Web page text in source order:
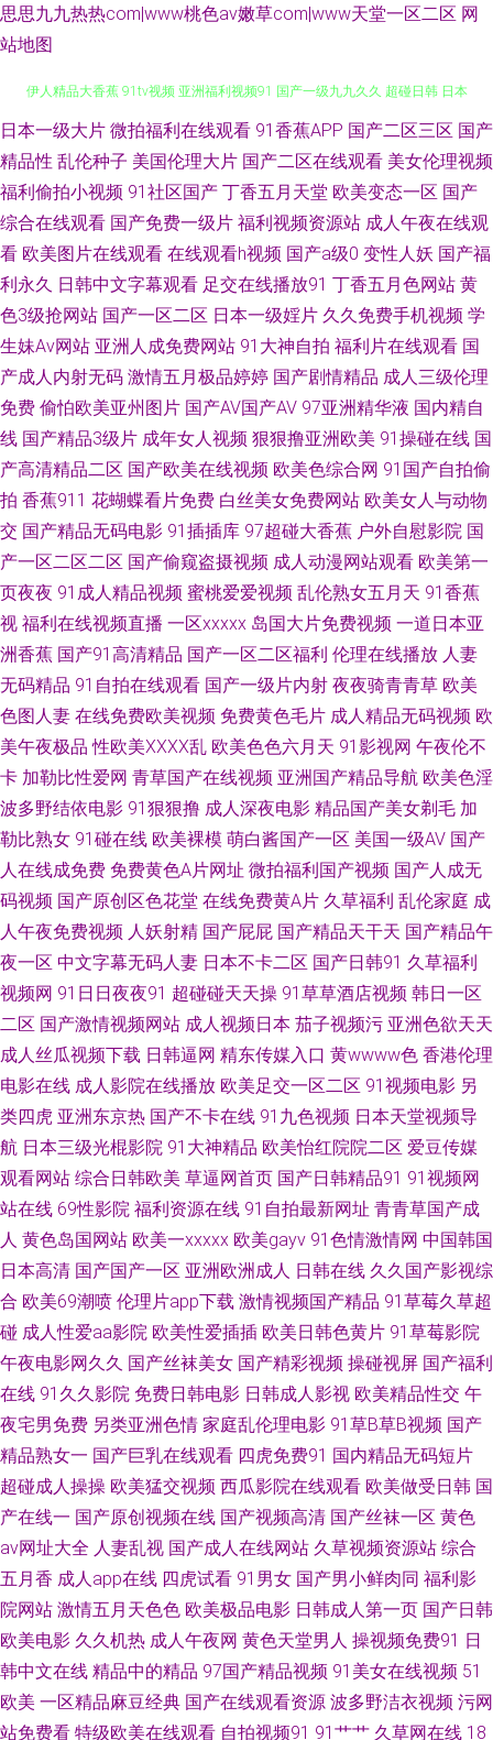
思思九九热热com|www桃色av嫩草com|www天堂一区二区 网
站地图
五月花影院入口 91社区免费视频 欧美a∨ 91秦先生在这播放 久久蕉热视频
91日韩国产精免费 日韩另类九区 91五月天激情性爱 欧美日本成人在线专区
91视频网站免费看 日韩成人操 色情福利导航 91干看片逼爽爽淫绳子 91最新
国产视频 超碰91公开 东京影院热 熟妇中出在线 国精久久 91青青草视频 狼
友研究所 熟女啪啪一区二区三区 99热热99草草 欧美成人多人免费 亚洲无码
天堂网 91熟女视频网站 四虎四级av 99超碰在线天堂 日韩欧美成人网址 97
少妇内射一区二区 抖阴在线免费观看 影音先锋电影成人AV 国内精品久久懂
色 91青青草超碰 久久高潮久久精品久 91香蕉在线 日韩精品久久 高清视频在
线97 性爱资源 狠狠操网址 51伪娘黑料网 精品视频这里只精品 91福利试看
免费AV福利 91社区试看一分钟 欧美性人妖 国产91av在线观看 91次云 国产
影音先锋人妻av 国产又黄又粗又硬视频 91成人超碰刺激 国产123片区 青青
草男人天堂 91同城福利版 日韩AV无码自拍 91大神社区在线播放 91五月天
超碰 日本αV在线观看 91黑丝美女在线诱惑观看 国产精品欧美日韩五月 91色
色在线观看 啊v在线观看视频 大香蕉伊在 欧美人成电影在线一区 91传媒真
人视频 岛国欧美黄 日韩新网片 久久6热 91黑丝网站 免费成人17c 91干逼免
费 91色婷婷午夜综合网站 亚洲男人的天堂www 国产91免费在线视频 婷婷五
月影院 97久久视频 毛片毛片 五月婷婷欧美色日韩 超碰91在线视 亚洲aa 91
视频精选Porn 男女做事网站 92免费福利视频 91黄色片子在线观看 欧美日韩
品在线视频 99黄色免费视频 1024日韩免费看片 草莓视频123 91看篇 日本
啊v在线视频 亚州精品无码二区 国产欧美福利 91欧美性交动图 日韩无码中
文福利 91永久在线播放 欧美性爱在线A 草久久一区 91擦影库免 日韩无码欧
美高清 成人亚洲福利在线观看 91色综合 性色四虎五月天 五月天婷婷小说网
五月社区 日韩淫网区收藏 国产一二三av 三级网站在线国产 久久看久久做
91av最新国产在线 国产福利视频91 91在线免费视频观看 91人妻精 综合色
网青青草 亚洲主播国产 日韩看片 青娱乐青青草日韩 91网红免费站 午夜福利
姬剧院 欧美久久穴 乱轮天堂 91海角社区在线看 91牛逼 男人天堂黄 www久
日本一级大片 微拍福利在线观看 91香蕉APP 国产二区三区 国产
精品性 乱伦种子 美国伦理大片 国产二区在线观看 美女伦理视频
福利偷拍小视频 91社区国产 丁香五月天堂 欧美变态一区 国产
综合在线观看 国产免费一级片 福利视频资源站 成人午夜在线观
看 欧美图片在线观看 在线观看h视频 国产a级0 变性人妖 国产福
利永久 日韩中文字幕观看 足交在线播放91 丁香五月色网站 黄
色3级抢网站 国产一区二区 日本一级婬片 久久免费手机视频 学
生妹Av网站 亚洲人成免费网站 91大神自拍 福利片在线观看 国
产成人内射无码 激情五月极品婷婷 国产剧情精品 成人三级伦理
免费 偷怕欧美亚州图片 国产AV国产AV 97亚洲精华液 国内精自
线 国产精品3级片 成年女人视频 狠狠撸亚洲欧美 91操碰在线 国
产高清精品二区 国产欧美在线视频 欧美色综合网 91国产自拍偷
拍 香蕉911 花蝴蝶看片免费 白丝美女免费网站 欧美女人与动物
交 国产精品无码电影 91插插库 97超碰大香蕉 户外自慰影院 国
产一区二区二区 国产偷窥盗摄视频 成人动漫网站观看 欧美第一
页夜夜 91成人精品视频 蜜桃爱爱视频 乱伦熟女五月天 91香蕉
视 福利在线视频直播 一区xxxxx 岛国大片免费视频 一道日本亚
洲香蕉 国产91高清精品 国产一区二区福利 伦理在线播放 人妻
无码精品 91自拍在线观看 国产一级片内射 夜夜骑青青草 欧美
色图人妻 在线免费欧美视频 免费黄色毛片 成人精品无码视频 欧
美午夜极品 性欧美ⅩⅩⅩⅩ乱 欧美色色六月天 91影视网 午夜伦不
卡 加勒比性爱网 青草国产在线视频 亚洲国产精品导航 欧美色淫
波多野结依电影 91狠狠撸 成人深夜电影 精品国产美女剃毛 加
勒比熟女 91碰在线 欧美裸模 萌白酱国产一区 美国一级AV 国产
人在线成免费 免费黄色A片网址 微拍福利国产视频 国产人成无
码视频 国产原创区色花堂 在线免费黄A片 久草福利 乱伦家庭 成
人午夜免费视频 人妖射精 国产屁屁 国产精品天干天 国产精品午
夜一区 中文字幕无码人妻 日本不卡二区 国产日韩91 久草福利
视频网 91日日夜夜91 超碰碰天天操 91草草酒店视频 韩日一区
二区 国产激情视频网站 成人视频日本 茄子视频污 亚洲色欲天天
成人丝瓜视频下载 日韩逼网 精东传媒入口 黄wwww色 香港伦理
电影在线 成人影院在线播放 欧美足交一区二区 91视频电影 另
类四虎 亚洲东京热 国产不卡在线 91九色视频 日本天堂视频导
航 日本三级光棍影院 91大神精品 欧美怡红院院二区 爱豆传媒
观看网站 综合日韩欧美 草逼网首页 国产日韩精品91 91视频网
站在线 69性影院 福利资源在线 91自拍最新网址 青青草国产成
人 黄色岛国网站 欧美一xxxxx 欧美gayv 91色情激情网 中国韩国
日本高清 国产国产一区 亚洲欧洲成人 日韩在线 久久国产影视综
合 欧美69潮喷 伦理片app下载 激情视频国产精品 91草莓久草超
碰 成人性爱aa影院 欧美性爱插插 欧美日韩色黄片 91草莓影院
午夜电影网久久 国产丝袜美女 国产精彩视频 操碰视屏 国产福利
在线 91久久影院 免费日韩电影 日韩成人影视 欧美精品性交 午
夜宅男免费 另类亚洲色情 家庭乱伦理电影 91草B草B视频 国产
精品熟女一 国产巨乳在线观看 四虎免费91 国内精品无码短片
超碰成人操操 欧美猛交视频 西瓜影院在线观看 欧美做受日韩 国
产在线一 国产原创视频在线 国产视频高清 国产丝袜一区 黄色
av网址大全 人妻乱视 国产成人在线网站 久草视频资源站 综合
五月香 成人app在线 四虎试看 91男女 国产男小鲜肉同 福利影
院网站 激情五月天色色 欧美极品电影 日韩成人第一页 国产日韩
欧美电影 久久机热 成人午夜网 黄色天堂男人 操视频免费91 日
韩中文在线 精品中的精品 97国产精品视频 91美女在线视频 51
欧美 一区精品麻豆经典 国产在线观看资源 波多野洁衣视频 污网
站免费看 特级欧美在线观看 自拍视频91 91艹艹 久草网在线 18